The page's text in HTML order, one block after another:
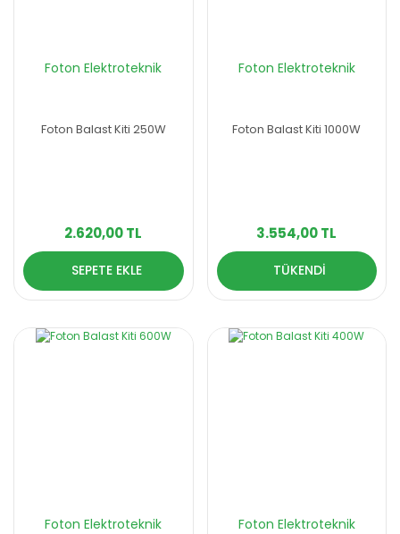
Foton Elektroteknik
Foton Balast Kiti 250W
2.620,00 TL
SEPETE EKLE
Foton Elektroteknik
Foton Balast Kiti 1000W
3.554,00 TL
TÜKENDİ
Foton Elektroteknik Foton Elektroteknik